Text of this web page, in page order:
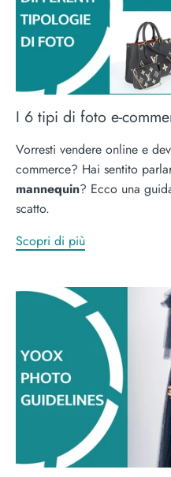
I 6 tipi di foto e-
Vorresti vendere online e
commerce? Hai sentito
mannequin? Ecco una
scatto.
Scopri di più